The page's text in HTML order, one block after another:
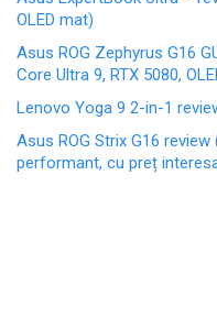
OLED mat)
Asus ROG Zephyrus G16
Core Ultra 9, RTX 5080,
Lenovo Yoga 9 2-in-1
Asus ROG Strix G16
performant, cu preț